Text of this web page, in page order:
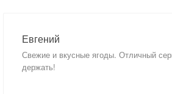
Евгений
Свежие и вкусные ягоды. Отличный
держать!